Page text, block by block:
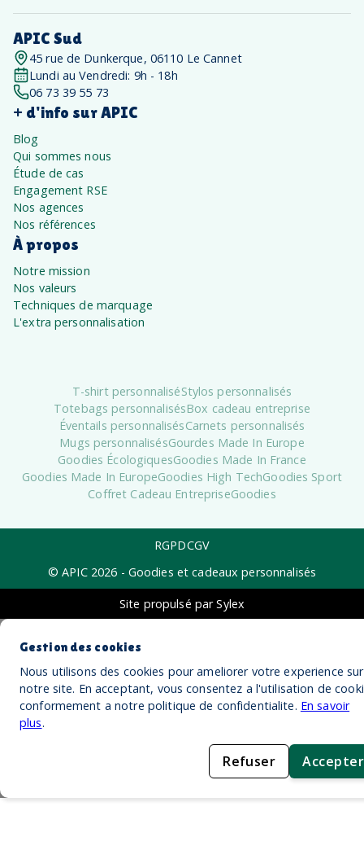
APIC Sud
45 rue de Dunkerque, 06110 Le Cannet
Lundi au Vendredi: 9h - 18h
06 73 39 55 73
+ d'info sur APIC
Blog
Qui sommes nous
Étude de cas
Engagement RSE
Nos agences
Nos références
À propos
Notre mission
Nos valeurs
Techniques de marquage
L'extra personnalisation
T-shirt personnaliséStylos personnalisés
Totebags personnalisésBox cadeau entreprise
Éventails personnalisésCarnets personnalisés
Mugs personnalisésGourdes Made In Europe
Goodies ÉcologiquesGoodies Made In France
Goodies Made In EuropeGoodies High TechGoodies Sport
Coffret Cadeau EntrepriseGoodies
RGPDCGV
© APIC 2026 - Goodies et cadeaux personnalisés
Site propulsé par Sylex
Gestion des cookies
Nous utilisons des cookies pour ameliorer votre experience sur
notre site. En acceptant, vous consentez a l'utilisation de
conformement a notre politique de confidentialite. En savoir
plus.
Refuser Accepter